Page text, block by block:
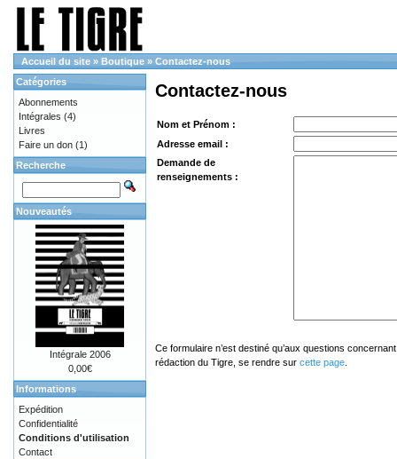
Accueil du site » Boutique » Contactez-nous
Contactez-nous
Nom et Prénom :
Adresse email :
Demande de
renseignements :
Ce formulaire n’est destiné qu’aux questions
rédaction du Tigre, se rendre sur cette page
Catégories
Abonnements
Intégrales (4)
Livres
Faire un don (1)
Recherche
Nouveautés
Intégrale 2006
0,00€
Informations
Expédition
Confidentialité
Conditions d'utilisation
Contact